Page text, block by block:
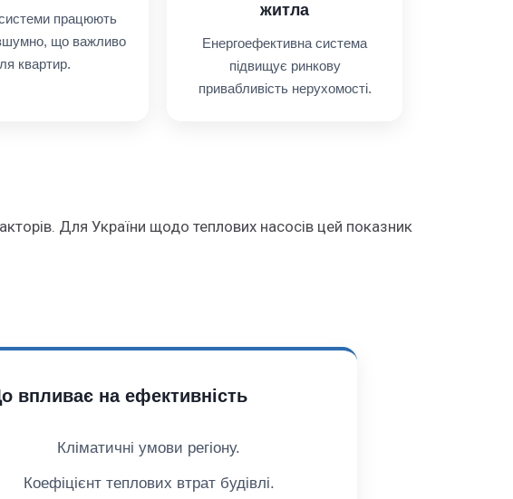
працюють
що важливо
квартир.
житла
Енергоефективна система
підвищує ринкову
привабливість нерухомості.
Для України щодо теплових насосів цей показник
впливає на ефективність
Кліматичні умови регіону.
Коефіцієнт теплових втрат будівлі.